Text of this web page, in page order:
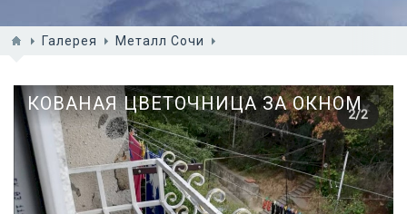
Галерея Металл Сочи
КОВАНАЯ ЦВЕТОЧНИЦА ЗА ОКНОМ